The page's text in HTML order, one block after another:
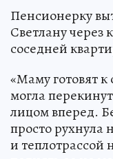
Пенсионерку
Светлану
соседней
«Маму готовят
могла
лицом вперед.
просто
и теплотрассой